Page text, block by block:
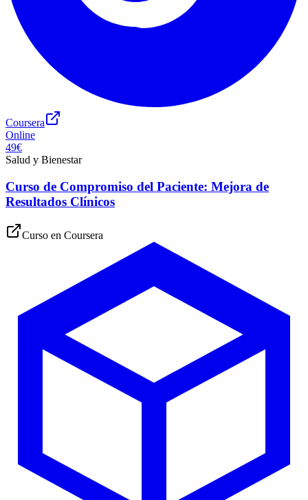
Coursera
Online
49€
Salud y Bienestar
Curso de Compromiso del Paciente: Mejora de
Resultados Clínicos
Curso en Coursera